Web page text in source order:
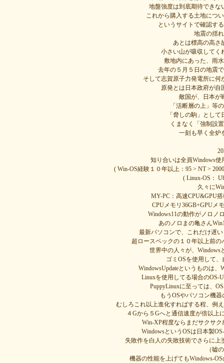
地盤強度は到底期待できな
これから購入する土地につ
というサイトで確認す
地震の揺
あとは標高の高さ
小さい山が吸収してく
敷地内にあった、雨
去年の５月５日の地震
そして志賀原子力発電所に
原発とは日本政府が自
敵国が、日本が
「活断層の上」等
「脅しの駒」とし
くまなく「強制設
一刻も早く全炉
知り合いは全員Windows
( Win-OS経験１０年以上：95 > NT >
( Linux-OS：
久々に
MY-PC：高速CPU&GPU
CPUメモリ36GB+GPUメ
Windows11の動作がノロノ
あのノロまの亀さん
最新パソコンで、これだけ遅
超ロースペックの１０年以上前
世界中の人々が、
ゴミOSを使用して
WindowsUpdateというものは
Linuxを使用してる場合のOS-
PuppyLinuxに至っては、
もうOSやパソコン機
むしろこれ以上進化すればする程、例
４Gから５Gへと通信速度が倍以上
Win-XP程度ならまだサクサ
WindowsというOSは日本製
失敗作を白人の失敗技術でさらに
（嘘
機器の性能を上げてもWindows-